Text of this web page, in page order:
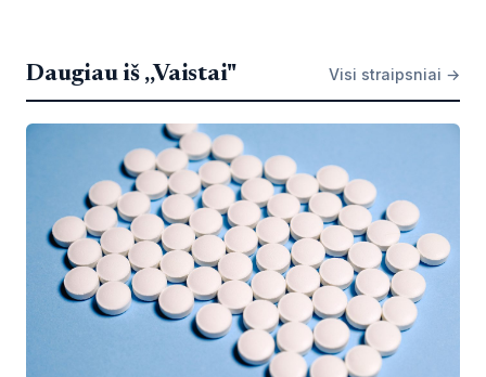
Daugiau iš „Vaistai" Visi straipsniai →